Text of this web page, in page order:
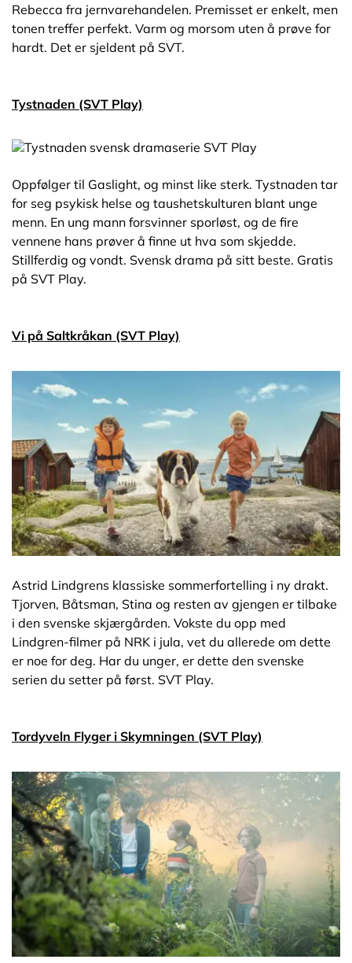
Rebecca fra jernvarehandelen. Premisset er enkelt, men
tonen treffer perfekt. Varm og morsom uten å prøve for
hardt. Det er sjeldent på SVT.
Tystnaden (SVT Play)
Oppfølger til Gaslight, og minst like sterk. Tystnaden tar
for seg psykisk helse og taushetskulturen blant unge
menn. En ung mann forsvinner sporløst, og de fire
vennene hans prøver å finne ut hva som skjedde.
Stillferdig og vondt. Svensk drama på sitt beste. Gratis
på SVT Play.
Vi på Saltkråkan (SVT Play)
Astrid Lindgrens klassiske sommerfortelling i ny drakt.
Tjorven, Båtsman, Stina og resten av gjengen er tilbake
i den svenske skjærgården. Vokste du opp med
Lindgren-filmer på NRK i jula, vet du allerede om dette
er noe for deg. Har du unger, er dette den svenske
serien du setter på først. SVT Play.
Tordyveln Flyger i Skymningen (SVT Play)